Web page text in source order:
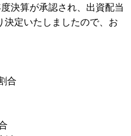
決算が承認され、出資配当
決定いたしましたので、お
合